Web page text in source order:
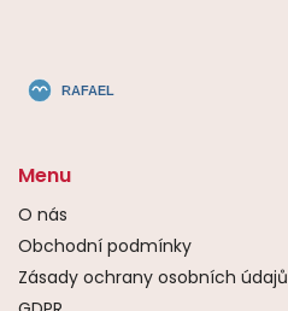
Menu
O nás
Obchodní podmínky
Zásady ochrany osobních údajů